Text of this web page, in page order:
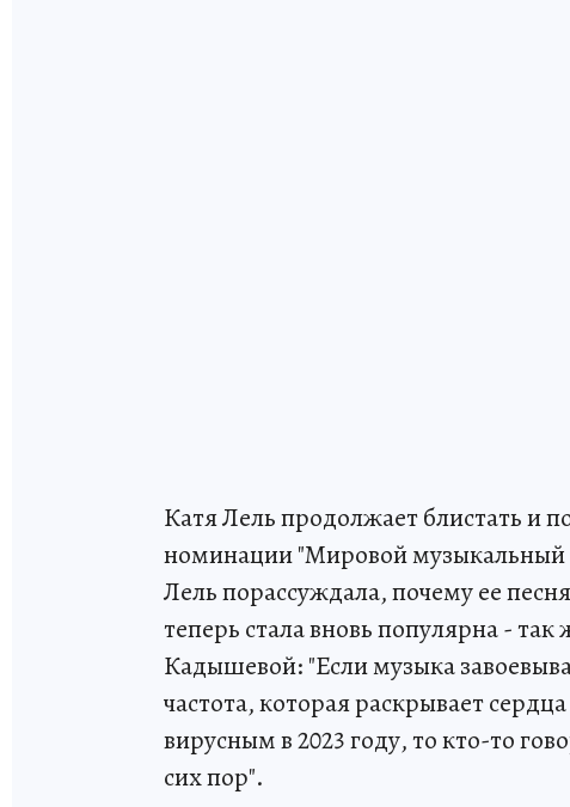
Катя Лель продолжает блистать и
номинации "Мировой
Лель порассуждала, почему ее
теперь стала вновь популярна -
Кадышевой: "Если музыка
частота, которая раскрывает
вирусным в 2023 году, то кто-то
сих пор".